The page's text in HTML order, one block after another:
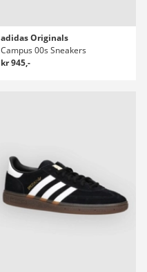
adidas Originals
Campus 00s Sneakers
kr 945,-